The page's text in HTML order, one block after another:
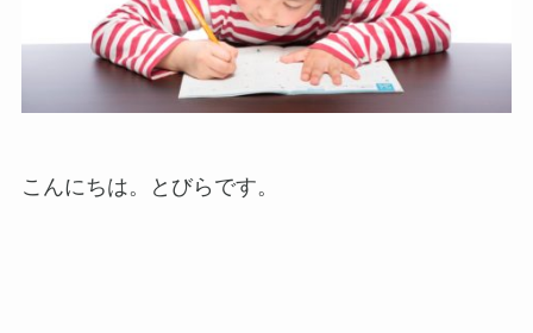
こんにちは。とびらです。